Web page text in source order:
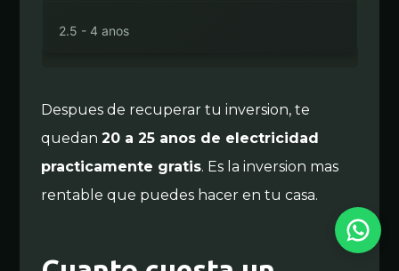
2.5 - 4 anos
Despues de recuperar tu inversion, te
quedan20 a 25 anos de electricidad
practicamente gratis. Es la inversion mas
rentable que puedes hacer en tu casa.
Solar Panel Cancún
Horario de atención: L-V 9am-6pm | Respondemos en menos de 24 horas.